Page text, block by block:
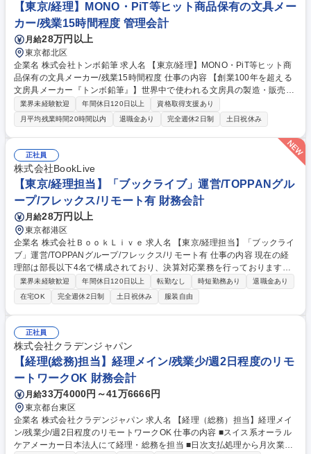
理】平均残業3h/株主は花王・住友化学・ADEKA/創業80年以上の安定商
社
【東京/経理】MONO・PiT等ヒット商品保有の文具メー
カー/残業15時間程度 管理会計
月給28万円以上
東京都北区
企業名 株式会社トンボ鉛筆 求人名 【東京/経理】MONO・PiT等ヒット商
品保有の文具メーカー/残業15時間程度 仕事の内容 【創業100年を超える
文房具メーカー『トンボ鉛筆』】世界中で使われる文房具の製造・販売を
行う当社の経理担当として、ご経験やスキル・ご志向に合わせて日次業務
～決算業務・連結決算業務までお任せします。 【詳細】リーダー又は主任
クラスとして、月次・年次決算業務、税務対応、財務業務、各種明細作
成、システム導入支援業務、固定資産管理、海外子会社管理等をご担当い
ただきます。 募集職種 【東京/経理】MONO・PiT等ヒット商品保有の文
具メーカー/残業15時間程度
業界未経験歓迎 年間休日120日以上
資格取得支援あり
月平均残業時間20時間以内
退職金あり 完全週休2日制 土日祝休み
正社員
株式会社BookLive
【東京/経理担当】「ブックライブ」運営/TOPPANグル
ープ/フレックス/リモート有 財務会計
月給28万円以上
東京都港区
企業名 株式会社ＢｏｏｋＬｉｖｅ 求人名 【東京/経理担当】「ブックライ
ブ」運営/TOPPANグループ/フレックス/リモート有 仕事の内容 現在の経
理部は部長以下4名で構成されており、決算対応業務を行っております。
一人に任せられる業務の幅が広いため、経理業務全般を経験することが可
能です。 部の中心となるプレイヤークラスを募集します。将来的には親会
社であるTOPPAN社との連結決算までご経験を積むことができる環境で
す。 【具体的な業務】＜月次決算業務＞・経費申請、従業員の立替精算チ
ェック・売上、売上原価等の会計伝票の起票・債権管理（入金消込、請求
書発行のチェック）・債務管理（振込処理、各種税金納付）※会計システ
ムははオービックを使用します。 募集職種 【東京/経理担当】「ブックラ
イブ」運営/TOPPANグループ/フレックス/リモート有
業界未経験歓迎 年間休日120日以上 転勤なし 時短勤務あり
退職金あり
在宅OK
完全週休2日制 土日祝休み 服装自由
正社員
株式会社クラデンジャパン
【経理(総務)担当】経理メイン/残業少/週2日程度のリモ
ートワークOK 財務会計
月給33万4000円～41万6666円
東京都台東区
企業名 株式会社クラデンジャパン 求人名 【経理（総務）担当】経理メイ
ン/残業少/週2日程度のリモートワークOK 仕事の内容 ■スイス系オーラル
ケアメーカー日本法人にて経理・総務を担当 ■日次支払処理から月次業